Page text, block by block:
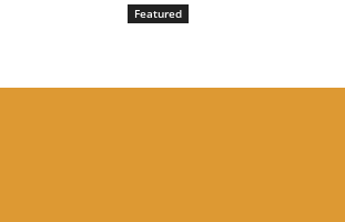
Featured